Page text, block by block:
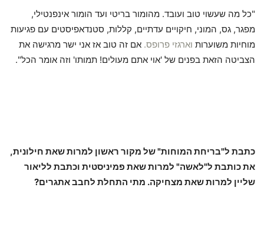
"כל מה שעשוי טוב ועובד. מהומור בריטי ועד הומור אינפנטילי,
מפגר, גס, המוני, חיקויים עדתיים, קללות, סטנדאפיסטים עם פגיעות
מוחיות משוערות וארגזי פרופס. אם זה טוב אז אני ישר מרגישה את
הצביטה הזאת בפנים של 'אוי אתם מעולים! תמותו' וזה אומר הכל".
כתבת ל"בריחת המוחות" של מקור ראשון למרות שאת חילונית,
את כותבת ל"לאשה" למרות שאת פמיניסטית וכתבת לליאור
שליין למרות שאת מצחיקה. מתי התחלת לחבב אתגרים?